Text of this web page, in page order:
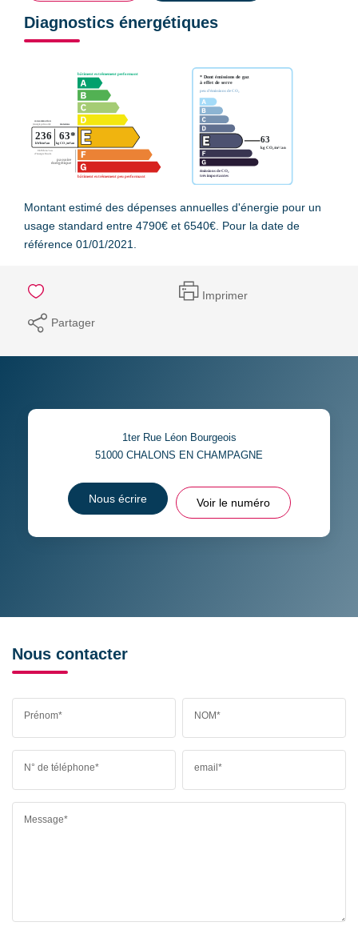
Diagnostics énergétiques
Montant estimé des dépenses annuelles d'énergie pour un
usage standard entre 4790€ et 6540€. Pour la date de
référence 01/01/2021.
Imprimer
Partager
1ter Rue Léon Bourgeois
51000 CHALONS EN CHAMPAGNE
Nous écrire Voir le numéro
Nous contacter
Prénom* NOM*
N° de téléphone* email*
Message*